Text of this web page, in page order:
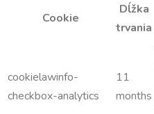
Cookie
Dĺžka
trvania
cookielawinfo-
checkbox-analytics
11
months